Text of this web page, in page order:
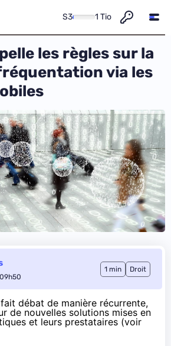
S3 1 Tio
les règles sur la
via les
1 min Droit
fait débat de manière récurrente,
de nouvelles solutions mises en
et leurs prestataires (voir